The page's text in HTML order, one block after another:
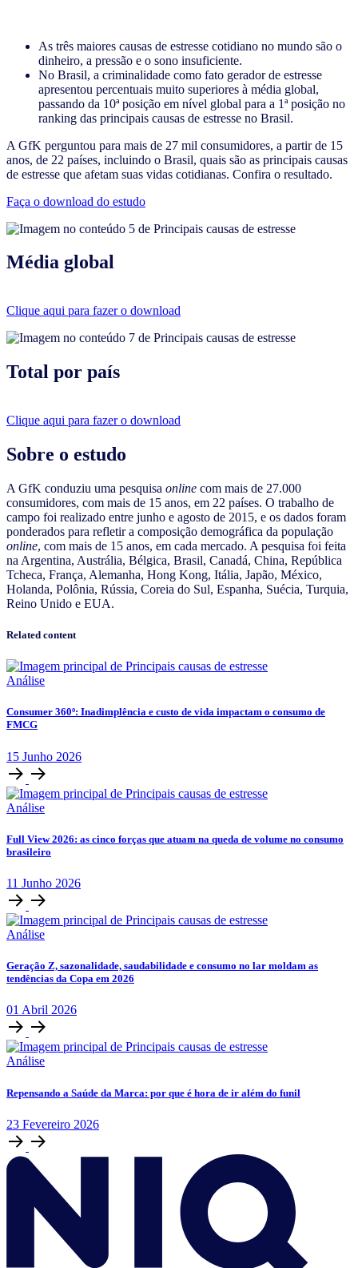
As três maiores causas de estresse cotidiano no mundo são o
dinheiro, a pressão e o sono insuficiente.
No Brasil, a criminalidade como fato gerador de estresse
apresentou percentuais muito superiores à média global,
passando da 10ª posição em nível global para a 1ª posição no
ranking das principais causas de estresse no Brasil.
A GfK perguntou para mais de 27 mil consumidores, a partir de 15
anos, de 22 países, incluindo o Brasil, quais são as principais causas
de estresse que afetam suas vidas cotidianas. Confira o resultado.
Faça o download do estudo
Média global
Clique aqui para fazer o download
Total por país
Clique aqui para fazer o download
Sobre o estudo
A GfK conduziu uma pesquisa online com mais de 27.000
consumidores, com mais de 15 anos, em 22 países. O trabalho de
campo foi realizado entre junho e agosto de 2015, e os dados foram
ponderados para refletir a composição demográfica da população
online, com mais de 15 anos, em cada mercado. A pesquisa foi feita
na Argentina, Austrália, Bélgica, Brasil, Canadá, China, República
Tcheca, França, Alemanha, Hong Kong, Itália, Japão, México,
Holanda, Polônia, Rússia, Coreia do Sul, Espanha, Suécia, Turquia,
Reino Unido e EUA.
Related content
Análise
Consumer 360º: Inadimplência e custo de vida impactam o consumo de
FMCG
15 Junho 2026
Análise
Full View 2026: as cinco forças que atuam na queda de volume no consumo
brasileiro
11 Junho 2026
Análise
Geração Z, sazonalidade, saudabilidade e consumo no lar moldam as
tendências da Copa em 2026
01 Abril 2026
Análise
Repensando a Saúde da Marca: por que é hora de ir além do funil
23 Fevereiro 2026